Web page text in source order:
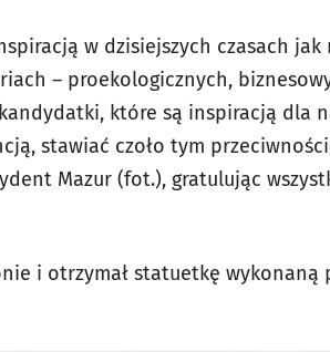
w dzisiejszych czasach jak
– proekologicznych,
które są inspiracją dla
stawiać czoło tym
Mazur (fot.), gratulując
i otrzymał statuetkę wykonaną